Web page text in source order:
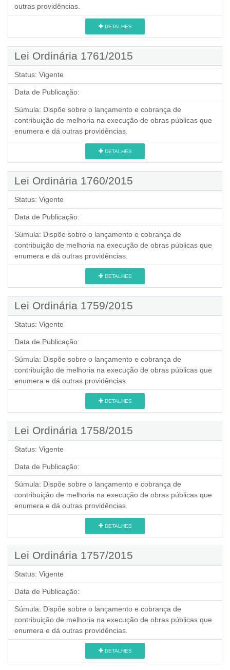
outras providências.
DETALHES
Lei Ordinária 1761/2015
Status: Vigente
Data de Publicação:
Súmula: Dispõe sobre o lançamento e cobrança de
contribuição de melhoria na execução de obras públicas que
enumera e dá outras providências.
DETALHES
Lei Ordinária 1760/2015
Status: Vigente
Data de Publicação:
Súmula: Dispõe sobre o lançamento e cobrança de
contribuição de melhoria na execução de obras públicas que
enumera e dá outras providências.
DETALHES
Lei Ordinária 1759/2015
Status: Vigente
Data de Publicação:
Súmula: Dispõe sobre o lançamento e cobrança de
contribuição de melhoria na execução de obras públicas que
enumera e dá outras providências.
DETALHES
Lei Ordinária 1758/2015
Status: Vigente
Data de Publicação:
Súmula: Dispõe sobre o lançamento e cobrança de
contribuição de melhoria na execução de obras públicas que
enumera e dá outras providências.
DETALHES
Lei Ordinária 1757/2015
Status: Vigente
Data de Publicação:
Súmula: Dispõe sobre o lançamento e cobrança de
contribuição de melhoria na execução de obras públicas que
enumera e dá outras providências.
DETALHES